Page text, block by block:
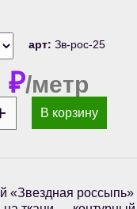
арт:Зв-рос-25
₽/метр
В корзину
«Звездная